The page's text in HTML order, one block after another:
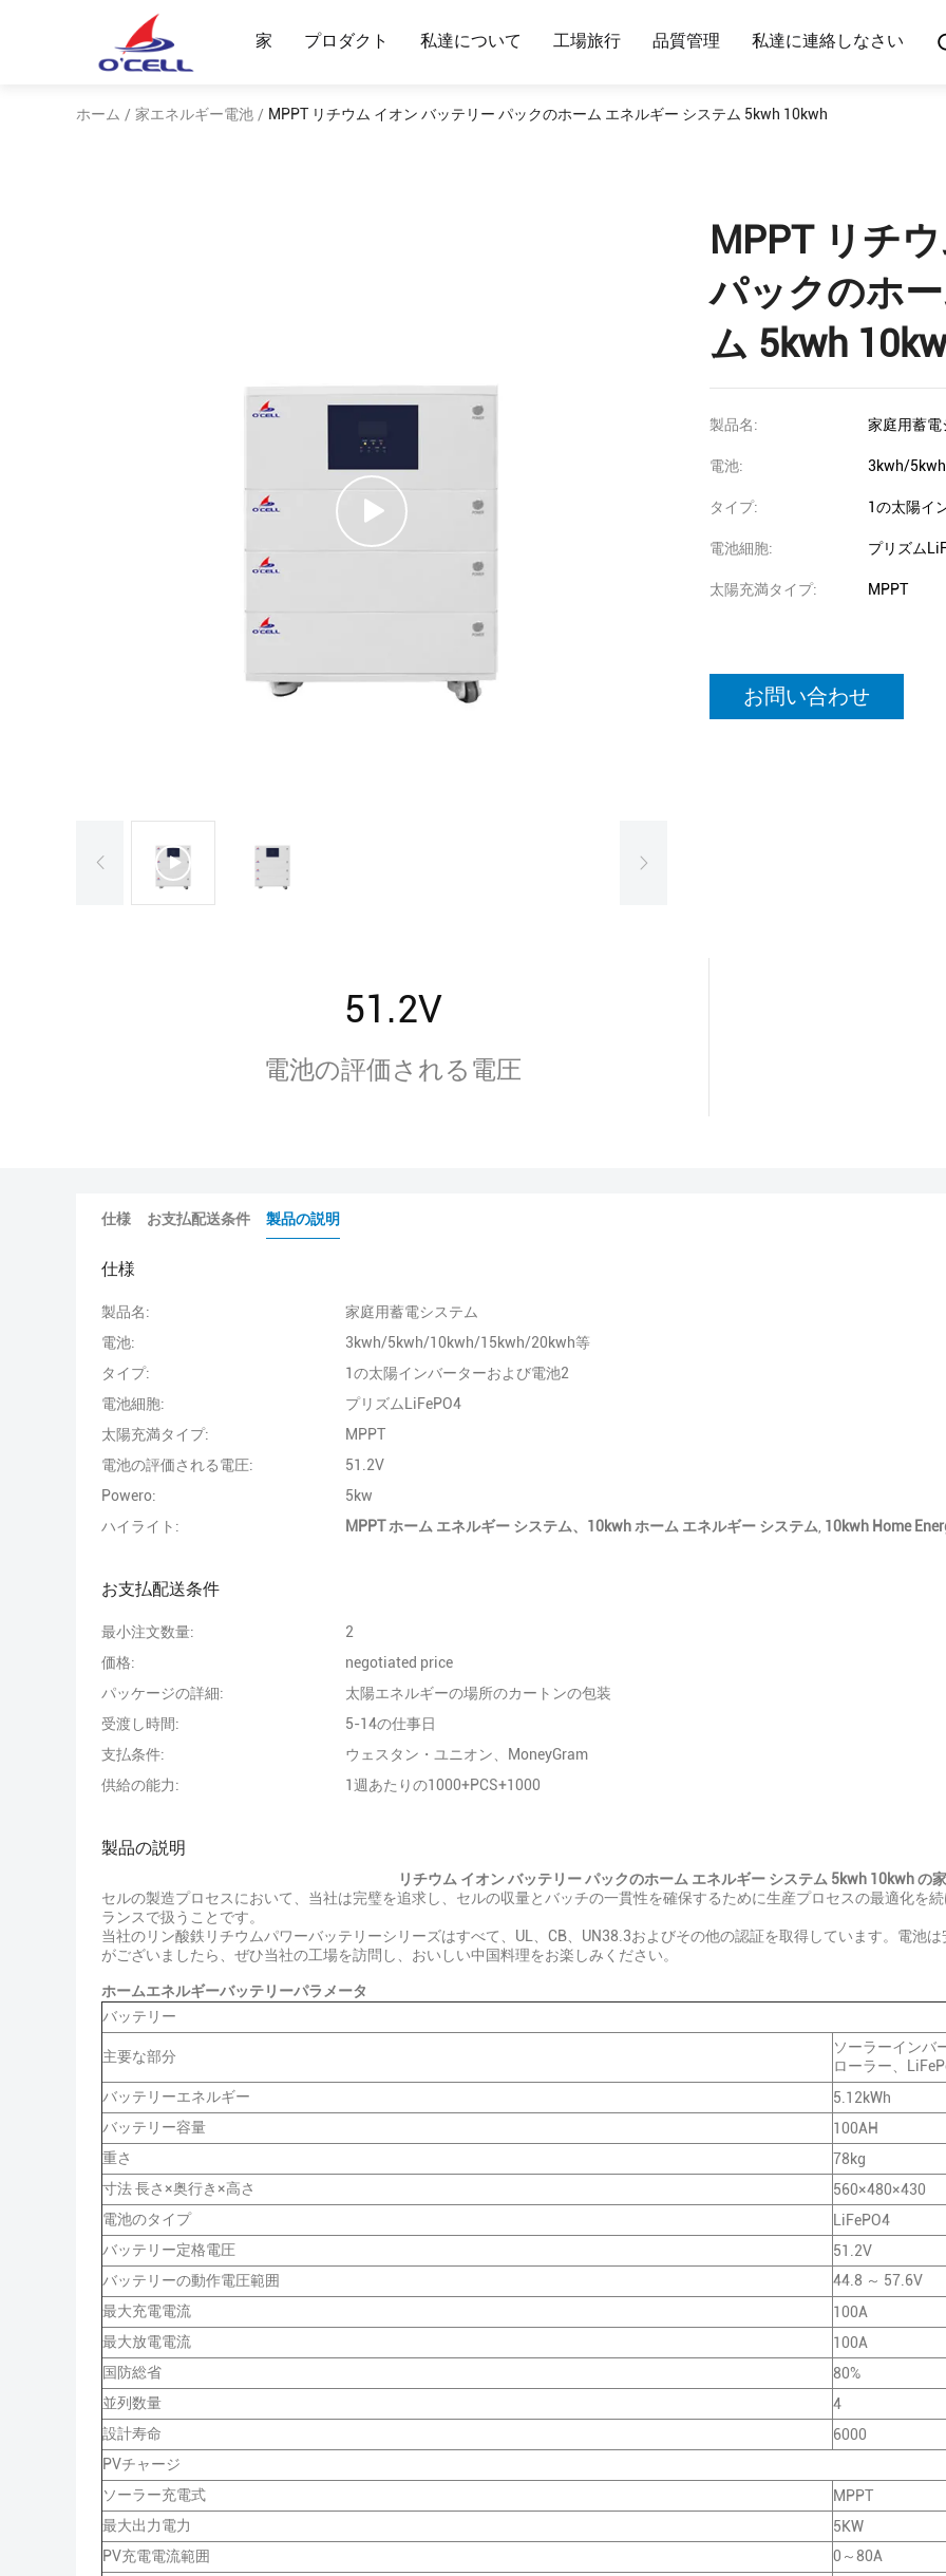
家 プロダクト 私達について 工場旅行 品質管理 私達に連絡しなさい
ホーム / 家エネルギー電池 / MPPT リチウム イオン バッテリー パックのホーム エネルギー システム 5kwh 10kwh
MPPT リチ
パックのホ
ム 5kwh
製品名: 家庭用蓄電
電池: 3kwh/
タイプ: 1の太陽イ
電池細胞: プリズム
太陽充満タイプ: MPPT
お問い合わせ
51.2V
電池の評価される電圧
仕様 お支払配送条件 製品の説明
仕様
製品名:
家庭用蓄電システム
電池:
3kwh/5kwh/10kwh/15kwh/20kwh等
タイプ:
1の太陽インバーターおよび電池2
電池細胞:
プリズムLiFePO4
太陽充満タイプ:
MPPT
電池の評価される電圧:
51.2V
Powero:
5kw
ハイライト:
MPPT ホーム エネルギー システム、10kwh ホーム エネルギー システム 10kwh Home
お支払配送条件
最小注文数量:
2
価格:
negotiated price
パッケージの詳細:
太陽エネルギーの場所のカートンの包装
受渡し時間:
5-14の仕事日
支払条件:
ウェスタン・ユニオン、MoneyGram
供給の能力:
1週あたりの1000+PCS+1000
製品の説明
リチウム イオン バッテリー パックのホーム エネルギー システム 5kwh 10kwh の
セルの製造プロセスにおいて、当社は完璧を追求し、セルの収量とバッチの一貫性を確保するために生産プロセスの最適化を
ランスで扱うことです。
当社のリン酸鉄リチウムパワーバッテリーシリーズはすべて、UL、CB、UN38.3およびその他の認証を取得しています。電池
がございましたら、ぜひ当社の工場を訪問し、おいしい中国料理をお楽しみください。
ホームエネルギーバッテリーパラメータ
バッテリー
主要な部分
ソーラーインバ
ローラー、
バッテリーエネルギー
5.12kWh
バッテリー容量
100AH
重さ
78kg
寸法 長さ×奥行き×高さ
560×480×430
電池のタイプ
LiFePO4
バッテリー定格電圧
51.2V
バッテリーの動作電圧範囲
44.8 ～ 57.6V
最大充電電流
100A
最大放電電流
100A
国防総省
80%
並列数量
4
設計寿命
6000
PVチャージ
ソーラー充電式
MPPT
最大出力電力
5KW
PV充電電流範囲
0～80A